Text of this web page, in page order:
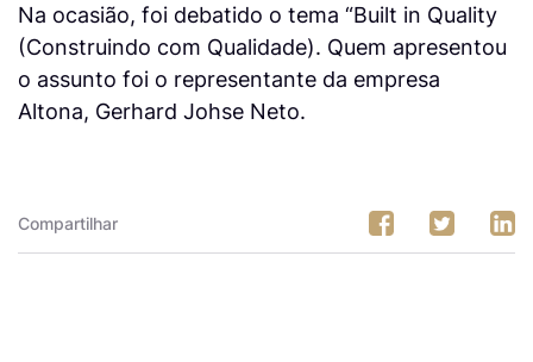
Na ocasião, foi debatido o tema “Built in Quality
(Construindo com Qualidade). Quem apresentou
o assunto foi o representante da empresa
Altona, Gerhard Johse Neto.
Compartilhar